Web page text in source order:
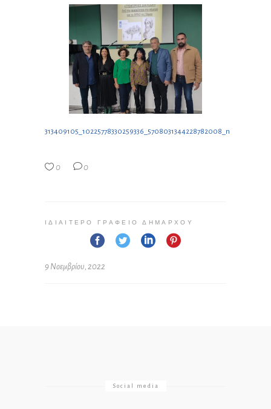
313409105_10225778330259336_5708031344228782008_n
0 0
ΙΔΙΑΊΤΕΡΟ ΓΡΑΦΕΊΟ ΔΗΜΆΡΧΟΥ
9 Νοεμβρίου, 2022
Social media